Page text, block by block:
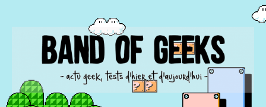
Actu Geek d'hier et d'aujourd'hui